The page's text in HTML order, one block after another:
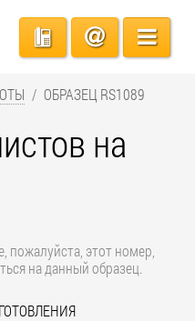
ОБРАЗЕЦ RS1089
на
пожалуйста, этот номер,
на данный образец.